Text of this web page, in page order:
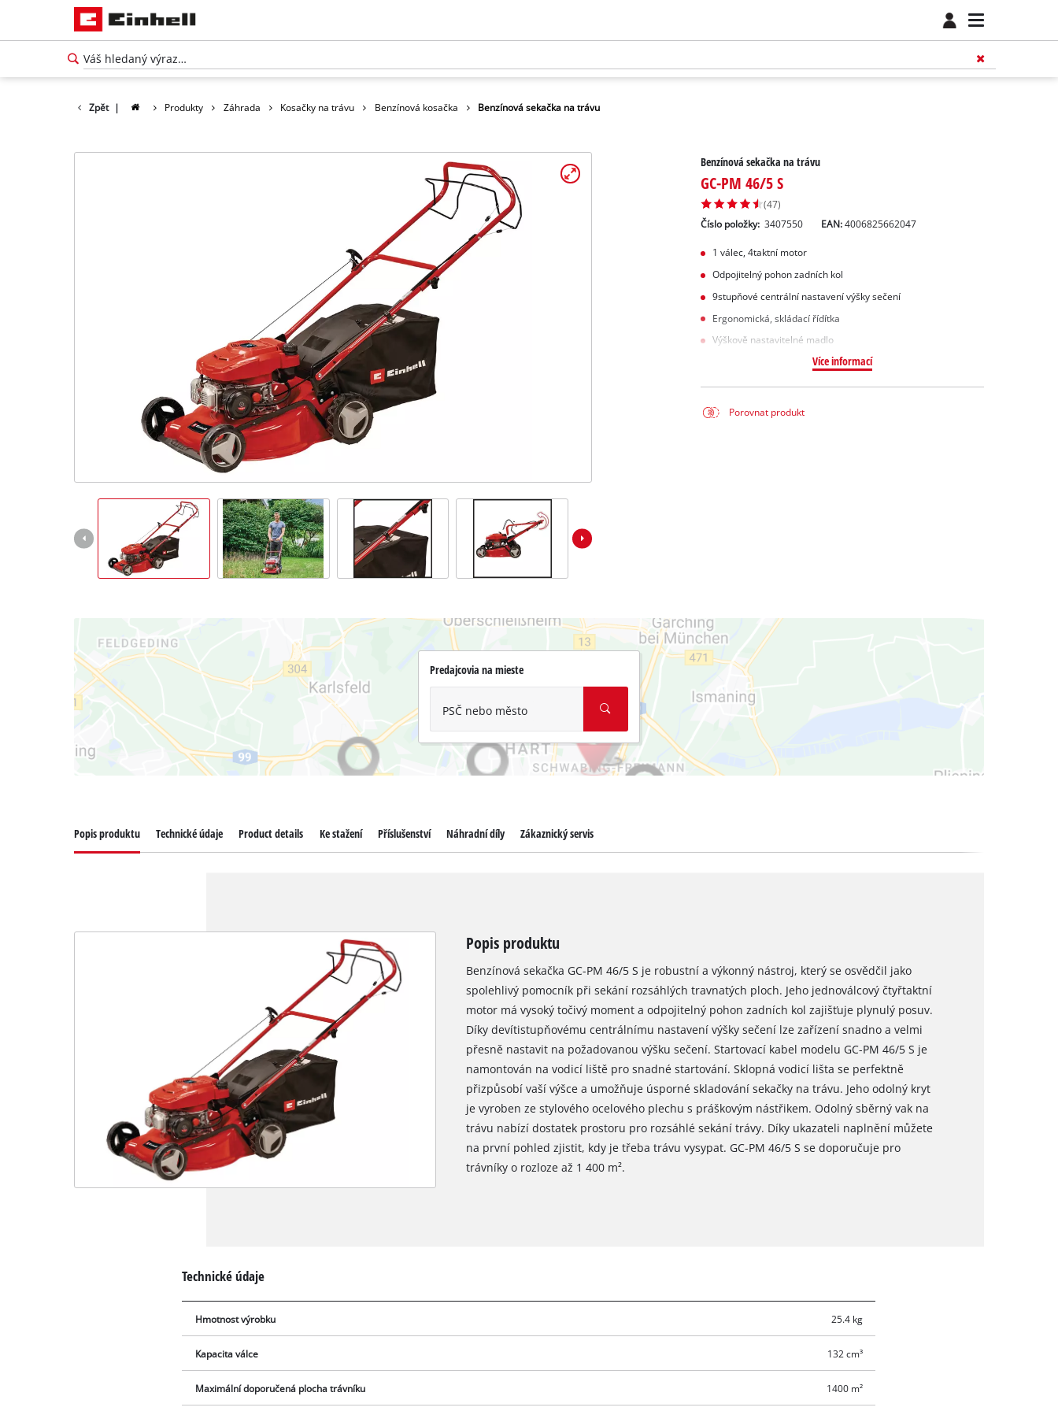
Zpět | Produkty Záhrada Kosačky na trávu Benzínová kosačka Benzínová sekačka na trávu
Benzínová sekačka na trávu
GC-PM 46/5 S
(47)
Číslo položky: 3407550 EAN:4006825662047
1 válec, 4taktní motor
Odpojitelný pohon zadních kol
9stupňové centrální nastavení výšky sečení
Ergonomická, skládací řídítka
Výškově nastavitelné madlo
Více informací
Porovnat produkt
Predajcovia na mieste
PSČ nebo město
Popis produktu Technické údaje Product details Ke stažení Příslušenství Náhradní díly Zákaznický servis
Popis produktu
Benzínová sekačka GC-PM 46/5 S je robustní a výkonný nástroj, který se osvědčil jako
spolehlivý pomocník při sekání rozsáhlých travnatých ploch. Jeho jednoválcový čtyřtaktní
motor má vysoký točivý moment a odpojitelný pohon zadních kol zajišťuje plynulý posuv.
Díky devítistupňovému centrálnímu nastavení výšky sečení lze zařízení snadno a velmi
přesně nastavit na požadovanou výšku sečení. Startovací kabel modelu GC-PM 46/5 S je
namontován na vodicí liště pro snadné startování. Sklopná vodicí lišta se perfektně
přizpůsobí vaší výšce a umožňuje úsporné skladování sekačky na trávu. Jeho odolný kryt
je vyroben ze stylového ocelového plechu s práškovým nástřikem. Odolný sběrný vak na
trávu nabízí dostatek prostoru pro rozsáhlé sekání trávy. Díky ukazateli naplnění můžete
na první pohled zjistit, kdy je třeba trávu vysypat. GC-PM 46/5 S se doporučuje pro
trávníky o rozloze až 1 400 m².
Technické údaje
Hmotnost výrobku 25.4 kg
Kapacita válce 132 cm³
Maximální doporučená plocha trávníku 1400 m²